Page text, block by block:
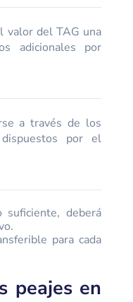
valor del TAG una
adicionales por
a través de los
por el
deberá
para cada
peajes en